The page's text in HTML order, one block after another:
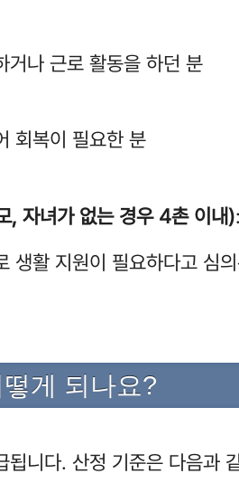
거나 근로 활동을 하던 분
회복이 필요한 분
, 자녀가 없는 경우 4촌 이내)
생활 지원이 필요하다고 심
게 되나요?
니다. 산정 기준은 다음과